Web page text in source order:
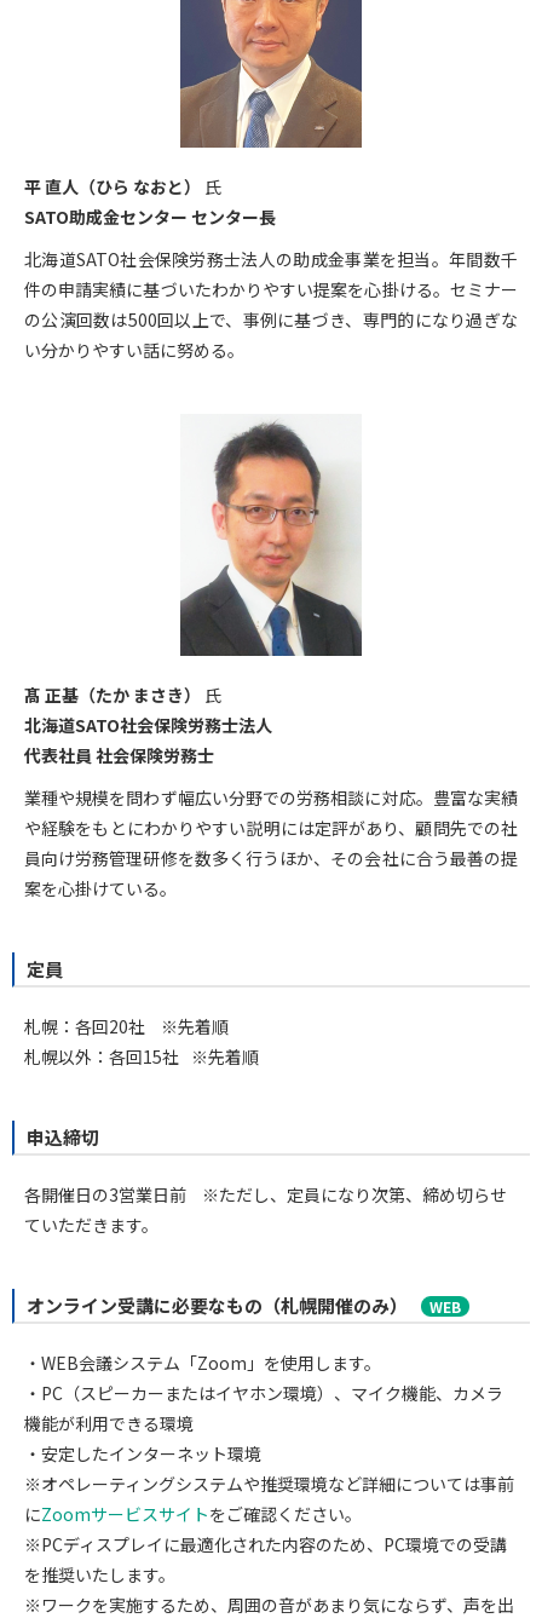
平 直人（ひら なおと）
氏
SATO助成金センター センター長
北海道SATO社会保険労務士法人の助成金事業を担当。年間数千
件の申請実績に基づいたわかりやすい提案を心掛ける。セミナー
の公演回数は500回以上で、事例に基づき、専門的になり過ぎな
い分かりやすい話に努める。
髙 正基（たか まさき）
氏
北海道SATO社会保険労務士法人
代表社員 社会保険労務士
業種や規模を問わず幅広い分野での労務相談に対応。豊富な実績
や経験をもとにわかりやすい説明には定評があり、顧問先での社
員向け労務管理研修を数多く行うほか、その会社に合う最善の提
案を心掛けている。
定員
札幌：各回20社
※先着順
札幌以外：各回15社
※先着順
申込締切
各開催日の3営業日前
※ただし、定員になり次第、締め切らせ
ていただきます。
オンライン受講に必要なもの（札幌開催のみ） WEB
・WEB会議システム「Zoom」を使用します。
・PC（スピーカーまたはイヤホン環境）、マイク機能、カメラ
機能が利用できる環境
・安定したインターネット環境
※オペレーティングシステムや推奨環境など詳細については事前
にZoomサービスサイトをご確認ください。
※PCディスプレイに最適化された内容のため、PC環境での受講
を推奨いたします。
※ワークを実施するため、周囲の音があまり気にならず、声を出